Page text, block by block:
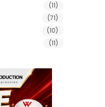
(11)
(71)
(10)
(11)